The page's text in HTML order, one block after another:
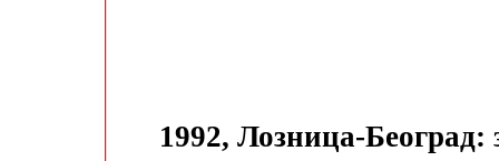
1992, Лозница-Београд: